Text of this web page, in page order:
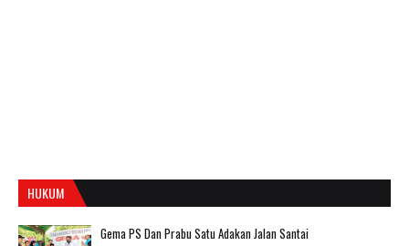
HUKUM
Gema PS Dan Prabu Satu Adakan Jalan Santai